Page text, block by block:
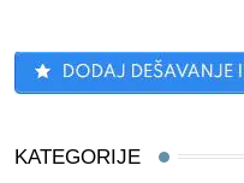
KATEGORIJE